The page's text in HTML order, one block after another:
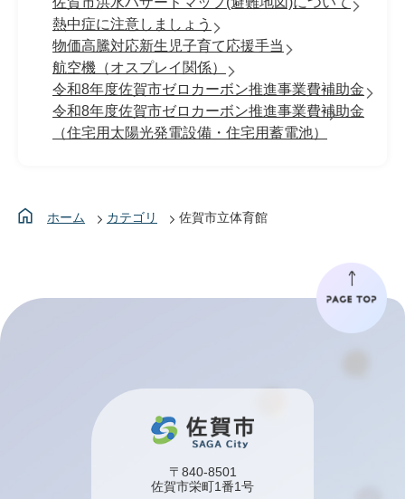
熱中症に注意しましょう
物価高騰対応新生児子育て応援手当
航空機（オスプレイ関係）
令和8年度佐賀市ゼロカーボン推進事業費補助金
令和8年度佐賀市ゼロカーボン推進事業費補助金
（住宅用太陽光発電設備・住宅用蓄電池）
ホーム カテゴリ 佐賀市立体育館
〒840-8501
佐賀市栄町1番1号